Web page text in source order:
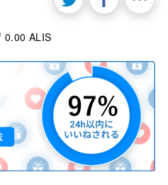
0.00 ALIS